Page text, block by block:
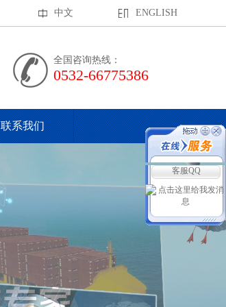
中文 ENGLISH
全国咨询热线：
0532-66775386
联系我们
客服QQ